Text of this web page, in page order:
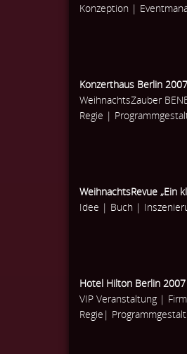
Konzeption |
Konzerthaus Berlin 2007
WeihnachtsZauber
Regie |
WeihnachtsRevue „Ein
Idee | Buch |
Hotel Hilton Berlin 2007
VIP Veranstaltung |
Regie|